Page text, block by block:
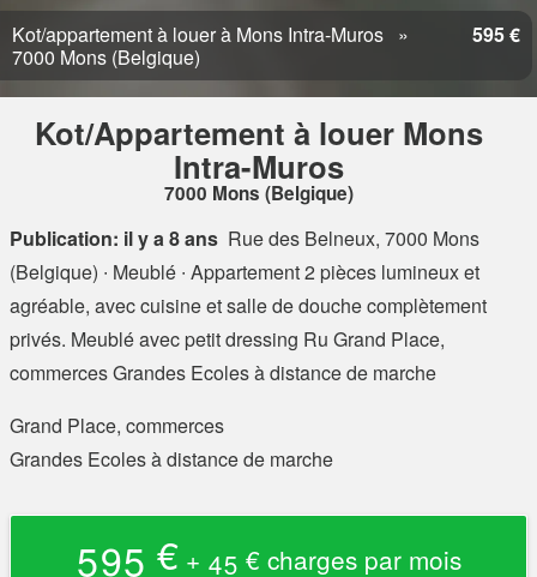
Kot/appartement à louer à Mons Intra-Muros
7000 Mons (Belgique)
595 €
Kot/Appartement à louer Mons
Intra-Muros
7000 Mons (Belgique)
Publication: il y a 8 ans Rue des Belneux, 7000 Mons
(Belgique) ∙ Meublé ∙ Appartement 2 pièces lumineux et
agréable, avec cuisine et salle de douche complètement
privés. Meublé avec petit dressing Ru Grand Place,
commerces Grandes Ecoles à distance de marche
Grand Place, commerces
Grandes Ecoles à distance de marche
595 € + 45 € charges par mois